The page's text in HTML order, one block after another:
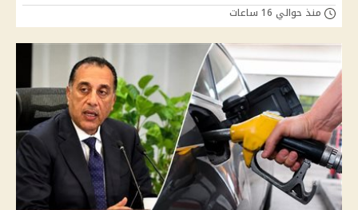
منذ حوالي 16 ساعات